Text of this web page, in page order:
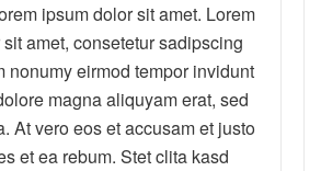
ipsum dolor sit amet. Lorem
amet, consetetur sadipscing
nonumy eirmod tempor invidunt
magna aliquyam erat, sed
At vero eos et accusam et justo
et ea rebum. Stet clita kasd